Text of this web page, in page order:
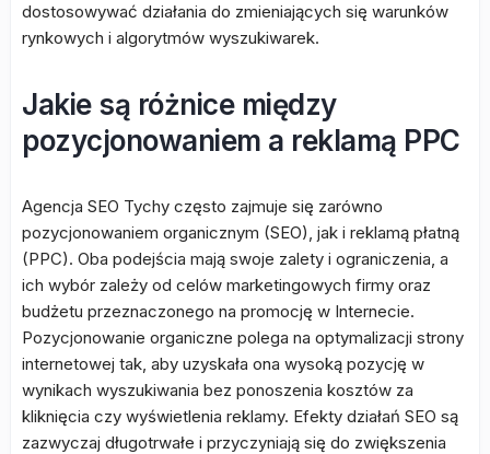
dostosowywać działania do zmieniających się warunków
rynkowych i algorytmów wyszukiwarek.
Jakie są różnice między
pozycjonowaniem a reklamą PPC
Agencja SEO Tychy często zajmuje się zarówno
pozycjonowaniem organicznym (SEO), jak i reklamą płatną
(PPC). Oba podejścia mają swoje zalety i ograniczenia, a
ich wybór zależy od celów marketingowych firmy oraz
budżetu przeznaczonego na promocję w Internecie.
Pozycjonowanie organiczne polega na optymalizacji strony
internetowej tak, aby uzyskała ona wysoką pozycję w
wynikach wyszukiwania bez ponoszenia kosztów za
kliknięcia czy wyświetlenia reklamy. Efekty działań SEO są
zazwyczaj długotrwałe i przyczyniają się do zwiększenia